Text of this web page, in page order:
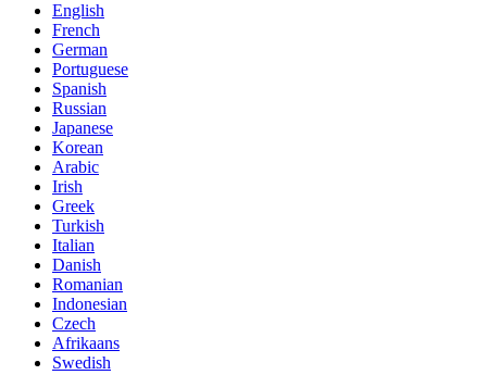
English
French
German
Portuguese
Spanish
Russian
Japanese
Korean
Arabic
Irish
Greek
Turkish
Italian
Danish
Romanian
Indonesian
Czech
Afrikaans
Swedish